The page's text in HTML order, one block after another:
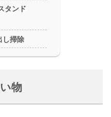
タンド
し掃除
物